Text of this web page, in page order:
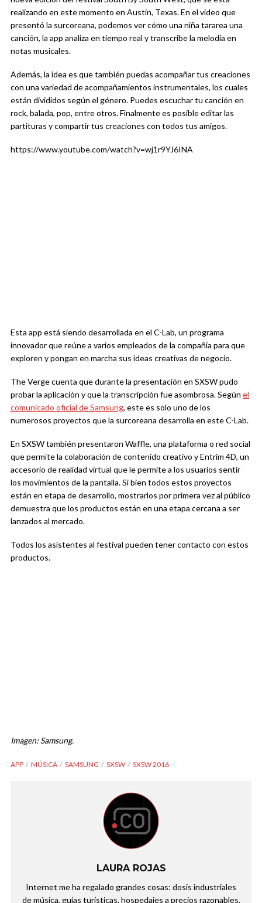
realizando en este momento en Austin, Texas. En el video que
presentó la surcoreana, podemos ver cómo una niña tararea una
canción, la app analiza en tiempo real y transcribe la melodía en
notas musicales.
Además, la idea es que también puedas acompañar tus creaciones
con una variedad de acompañamientos instrumentales, los cuales
están divididos según el género. Puedes escuchar tu canción en
rock, balada, pop, entre otros. Finalmente es posible editar las
partituras y compartir tus creaciones con todos tus amigos.
https://www.youtube.com/watch?v=wj1r9YJ6INA
Esta app está siendo desarrollada en el C-Lab, un programa
innovador que reúne a varios empleados de la compañía para que
exploren y pongan en marcha sus ideas creativas de negocio.
The Verge cuenta que durante la presentación en SXSW pudo
probar la aplicación y que la transcripción fue asombrosa. Según el
comunicado oficial de Samsung, este es solo uno de los
numerosos proyectos que la surcoreana desarrolla en este C-Lab.
En SXSW también presentaron Waffle, una plataforma o red social
que permite la colaboración de contenido creativo y Entrim 4D, un
accesorio de realidad virtual que le permite a los usuarios sentir
los movimientos de la pantalla. Si bien todos estos proyectos
están en etapa de desarrollo, mostrarlos por primera vez al público
demuestra que los productos están en una etapa cercana a ser
lanzados al mercado.
Todos los asistentes al festival pueden tener contacto con estos
productos.
Imagen: Samsung.
APP MÚSICA SAMSUNG SXSW SXSW 2016
LAURA ROJAS
Internet me ha regalado grandes cosas: dosis industriales
de música, guías turísticas, hospedajes a precios razonables,